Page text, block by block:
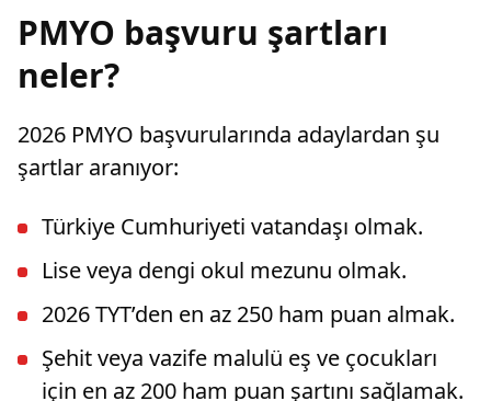
PMYO başvuru şartları
neler?
2026 PMYO başvurularında adaylardan şu
şartlar aranıyor:
Türkiye Cumhuriyeti vatandaşı olmak.
Lise veya dengi okul mezunu olmak.
2026 TYT’den en az 250 ham puan almak.
Şehit veya vazife malulü eş ve çocukları
için en az 200 ham puan şartını sağlamak.